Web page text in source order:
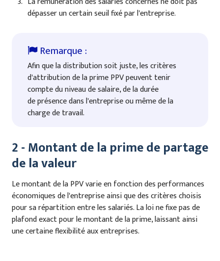
dépasser un certain seuil fixé par l'entreprise.
Afin que la distribution soit juste, les critères
d'attribution de la prime PPV peuvent tenir
compte du niveau de salaire, de la durée
de présence dans l'entreprise ou même de la
charge de travail.
2 - Montant de la prime de partage
de la valeur
Le montant de la PPV varie en fonction des performances
économiques de l'entreprise ainsi que des critères choisis
pour sa répartition entre les salariés. La loi ne fixe pas de
plafond exact pour le montant de la prime, laissant ainsi
une certaine flexibilité aux entreprises.